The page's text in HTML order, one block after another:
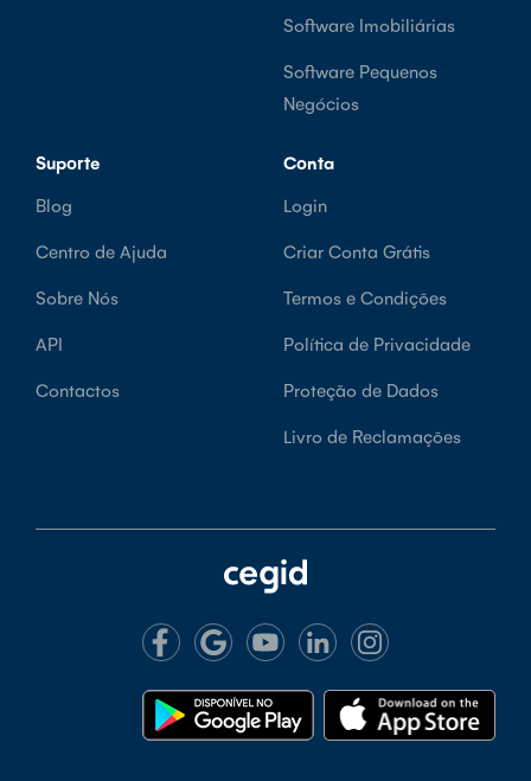
Software Imobiliárias
Software Pequenos
Negócios
Suporte
Blog
Centro de Ajuda
Sobre Nós
API
Contactos
Conta
Login
Criar Conta Grátis
Termos e Condições
Política de Privacidade
Proteção de Dados
Livro de Reclamações